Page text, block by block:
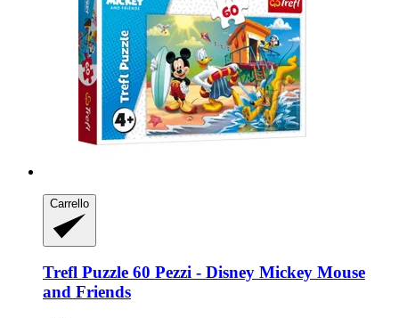
Carrello
Trefl Puzzle 60 Pezzi -​ Disney Mickey Mouse
and Friends